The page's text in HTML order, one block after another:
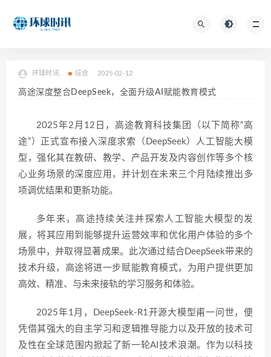
环球时讯 综合 2025-02-12
高途深度整合DeepSeek，全面升级AI赋能教育模式
2025年2月12日，高途教育科技集团（以下简称“高
途”）正式宣布接入深度求索（DeepSeek）人工智能大模
型，强化其在教研、教学、产品开发及内容创作等多个核
心业务场景的深度应用，并计划在未来三个月陆续推出多
项调优结果和更新功能。
多年来，高途持续关注并探索人工智能大模型的发
展，将其应用到能够提升运营效率和优化用户体验的多个
场景中，并取得显著成果。此次通过结合DeepSeek带来的
技术升级，高途将进一步赋能教育模式，为用户提供更加
高效、精准、与未来接轨的学习服务和体验。
2025年1月，DeepSeek-R1开源大模型甫一问世，便
凭借其强大的自主学习和逻辑推导能力以及开放的技术可
及性在全球范围内掀起了新一轮AI技术浪潮。作为以科技